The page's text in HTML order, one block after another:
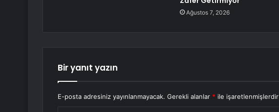
Ağustos 7, 2026
Bir yanıt yazın
E-posta adresiniz yayınlanmayacak. Gerekli alanlar * ile işaretlenmişlerdir